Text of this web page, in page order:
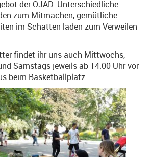
der OJAD. Unterschiedliche
zum Mitmachen, gemütliche
im Schatten laden zum Verweilen
findet ihr uns auch Mittwochs,
Samstags jeweils ab 14:00 Uhr vor
beim Basketballplatz.